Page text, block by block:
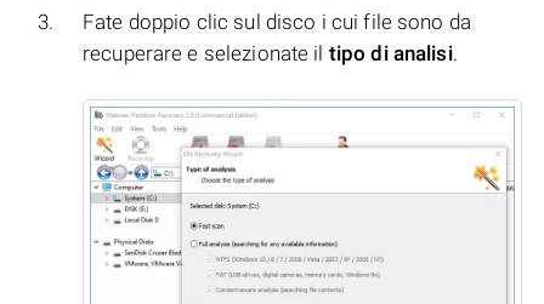
Fate doppio clic sul disco i cui file sono da
recuperare e selezionate il tipo di analisi.